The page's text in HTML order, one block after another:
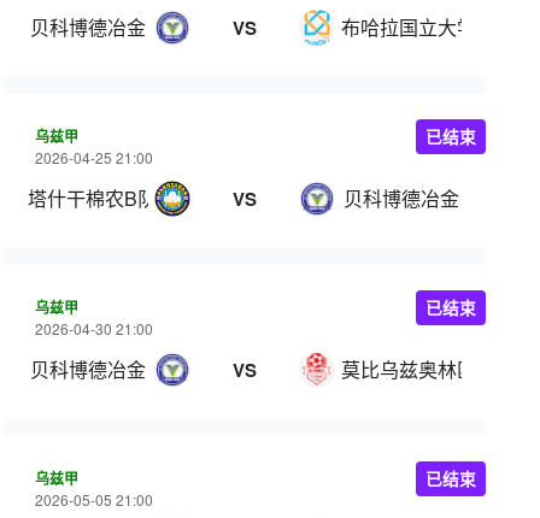
贝科博德冶金 VS 布哈拉国立大学
乌兹甲
2026-04-25 21:00
塔什干棉农B队 VS 贝科博德冶金
已结束
乌兹甲
2026-04-30 21:00
贝科博德冶金 VS 莫比乌兹奥林匹克
已结束
乌兹甲
2026-05-05 21:00
已结束